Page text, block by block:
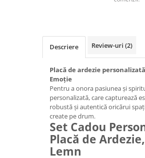
Cadouri Soferi/Mecanici
Cadouri Stylisti
Cadouri Tractoristi
Cadouri Vanatori/Padurari
Cadre Didactice
Descriere Review-uri (2)
Placă de ardezie
Emoție
Pentru a onora pasiunea și
personalizată, care capturează
robustă și autentică oricărui
create pe drum.
Set Cadou
Placă de
Lemn